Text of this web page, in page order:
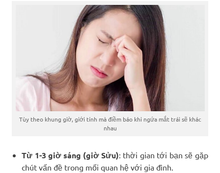
Tùy theo khung giờ, giới tính mà điềm báo khi ngứa mắt trái sẽ khác
nhau
Từ 1-3 giờ sáng (giờ Sửu): thời gian tới bạn sẽ gặp
chút vấn đề trong mối quan hệ với gia đình.